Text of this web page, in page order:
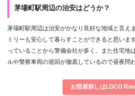
茅場町駅周辺の治安はどうか？
茅場町駅周辺は治安がかなり良好な地域と言え
ミリーも安心して暮らすことができると思いま
っていることから警備会社が多く、また住宅地
ルや警察車両の巡回が徹底しているので昼夜問
お部屋探しはLOCO